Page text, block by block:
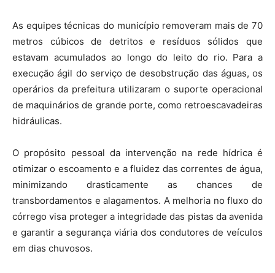
As equipes técnicas do município removeram mais de 70
metros cúbicos de detritos e resíduos sólidos que
estavam acumulados ao longo do leito do rio. Para a
execução ágil do serviço de desobstrução das águas, os
operários da prefeitura utilizaram o suporte operacional
de maquinários de grande porte, como retroescavadeiras
hidráulicas.
O propósito pessoal da intervenção na rede hídrica é
otimizar o escoamento e a fluidez das correntes de água,
minimizando drasticamente as chances de
transbordamentos e alagamentos. A melhoria no fluxo do
córrego visa proteger a integridade das pistas da avenida
e garantir a segurança viária dos condutores de veículos
em dias chuvosos.